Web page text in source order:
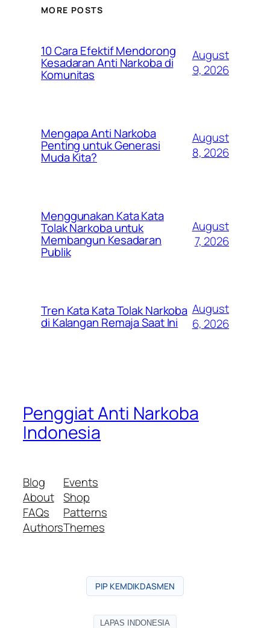
MORE POSTS
10 Cara Efektif Mendorong
Kesadaran Anti Narkoba di
Komunitas
August
9, 2026
Mengapa Anti Narkoba
Penting untuk Generasi
Muda Kita?
August
8, 2026
Menggunakan Kata Kata
Tolak Narkoba untuk
Membangun Kesadaran
Publik
August
7, 2026
Tren Kata Kata Tolak Narkoba
di Kalangan Remaja Saat Ini
August
6, 2026
Penggiat Anti Narkoba
Indonesia
Blog
About
FAQs
Authors
Events
Shop
Patterns
Themes
PIP KEMDIKDASMEN
LAPAS INDONESIA